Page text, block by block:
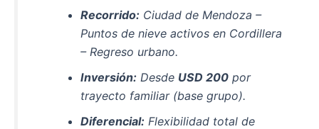
Recorrido: Ciudad de Mendoza –
Puntos de nieve activos en Cordillera
– Regreso urbano.
Inversión: Desde USD 200 por
trayecto familiar (base grupo).
Diferencial: Flexibilidad total de